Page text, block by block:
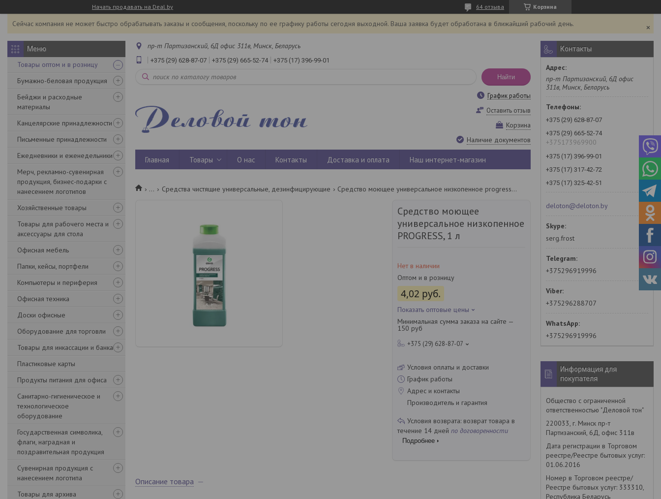
Начать продавать на Deal.by Корзина
64 отзыва
Сейчас компания не может быстро обрабатывать заказы и сообщения, поскольку по ее графику работы сегодня выходной. Ваша заявка будет обработана в ближайший рабочий день.
Товары оптом и в розницу
Бумажно-беловая продукция
Бейджи и расходные
материалы
Канцелярские принадлежности
Письменные принадлежности
Ежедневники и еженедельники
Мерч, рекламно-сувенирная
продукция, бизнес-подарки с
нанесением логотипов
Хозяйственные товары
Товары для рабочего места и
аксессуары для стола
Офисная мебель
Папки, кейсы, портфели
Компьютеры и периферия
Офисная техника
Доски офисные
Оборудование для торговли
Товары для инкассации и банка
Пластиковые карты
Продукты питания для офиса
Санитарно-гигиеническое и
технологическое
оборудование
Государственная символика,
флаги, наградная и
поздравительная продукция
Сувенирная продукция с
нанесением логотипа
Товары для архива
пр-т Партизанский, 6Д офис 311в, Минск, Беларусь
+375 (29) 628-87-07 +375 (29) 665-52-74 +375 (17) 396-99-01
Найти
График работы
Оставить отзыв
Корзина
Наличие документов
Главная Товары О нас Контакты Доставка и оплата Наш интернет-магазин
... Средства чистящие универсальные, дезинфицирующие Средство моющее универсальное низкопенное progress, 1 л
Средство моющее
универсальное низкопенное
PROGRESS, 1 л
Нет в наличии
Оптом и в розницу
4,02 руб.
Показать оптовые цены
Минимальная сумма заказа на сайте —
150 руб
+375 (29) 628-87-07
Условия оплаты и доставки
График работы
Адрес и контакты
Производитель и гарантия
возврат товара в
течение 14 дней по договоренности
Подробнее
Описание товара
Контакты
пр-т Партизанский, 6Д офис
311в, Минск, Беларусь
+375 (29) 628-87-07
+375 (29) 665-52-74
+375173969900
+375 (17) 396-99-01
+375 (17) 317-42-72
+375 (17) 325-42-51
deloton@deloton.by
serg.frost
+375296919996
+375296288707
+375296919996
Информация для
покупателя
Общество с ограниченной
ответственностью "Деловой тон"
220033, г. Минск пр-т
Партизанский, 6Д, офис 311в
Дата регистрации в Торговом
реестре/Реестре бытовых услуг:
01.06.2016
Номер в Торговом реестре/
Реестре бытовых услуг: 333310,
Республика Беларусь